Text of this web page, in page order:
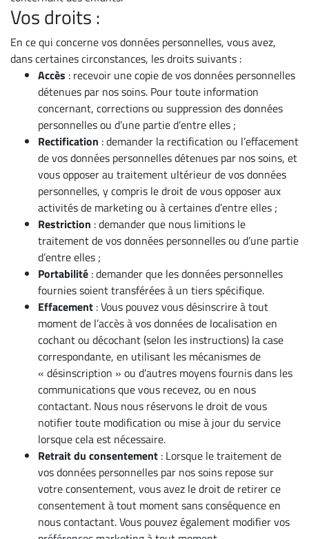
Vos droits :
En ce qui concerne vos données personnelles, vous avez,
dans certaines circonstances, les droits suivants :
Accès : recevoir une copie de vos données personnelles
détenues par nos soins. Pour toute information
concernant, corrections ou suppression des données
personnelles ou d’une partie d’entre elles ;
Rectification : demander la rectification ou l’effacement
de vos données personnelles détenues par nos soins, et
vous opposer au traitement ultérieur de vos données
personnelles, y compris le droit de vous opposer aux
activités de marketing ou à certaines d’entre elles ;
Restriction : demander que nous limitions le
traitement de vos données personnelles ou d’une partie
d’entre elles ;
Portabilité : demander que les données personnelles
fournies soient transférées à un tiers spécifique.
Effacement : Vous pouvez vous désinscrire à tout
moment de l’accès à vos données de localisation en
cochant ou décochant (selon les instructions) la case
correspondante, en utilisant les mécanismes de
« désinscription » ou d’autres moyens fournis dans les
communications que vous recevez, ou en nous
contactant. Nous nous réservons le droit de vous
notifier toute modification ou mise à jour du service
lorsque cela est nécessaire.
Retrait du consentement : Lorsque le traitement de
vos données personnelles par nos soins repose sur
votre consentement, vous avez le droit de retirer ce
consentement à tout moment sans conséquence en
nous contactant. Vous pouvez également modifier vos